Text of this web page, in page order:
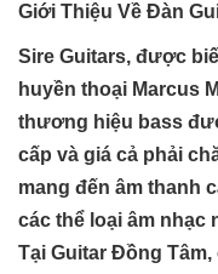
Giới Thiệu Về Đàn
Sire Guitars, được
huyền thoại Marcus
thương hiệu bass
cấp và giá cả phải
mang đến âm thanh
các thể loại âm nhạc
Tại Guitar Đồng